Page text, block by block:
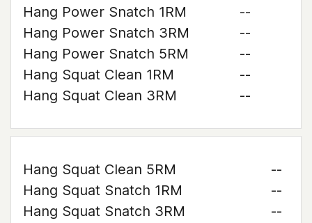
Hang Power Snatch 1RM
--
Hang Power Snatch 3RM
--
Hang Power Snatch 5RM
--
Hang Squat Clean 1RM
--
Hang Squat Clean 3RM
--
Hang Squat Clean 5RM
--
Hang Squat Snatch 1RM
--
Hang Squat Snatch 3RM
--